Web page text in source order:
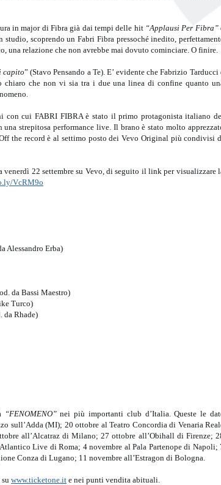
in major di Fibra già dai tempi delle hit “Applausi Per Fibra”
scoprendo un Fabri Fibra pressoché inedito,
una relazione che non avrebbe mai dovuto cominciare. O finire.
capito” (Stavo Pensando a Te). E’ evidente che Fabrizio Tarducci
chiaro che non vi sia tra i due una linea di confine quanto
con cui FABRI FIBRA è stato il primo protagonista italiano
strepitosa performance live. Il brano è stato molto
the record è al settimo posto dei Vevo Original più condivisi
venerdì 22 settembre su Vevo, di seguito il link per visualizzare
VcRM9o
Alessandro Erba)
da Bassi Maestro)
Turco)
da Rhade)
“FENOMENO”nei più importanti club d’Italia. Queste le
sull’Adda (MI); 20 ottobre al Teatro Concordia di Venaria
all’Alcatraz di Milano; 27 ottobre all’Obihall di Firenze;
Live di Roma; 4 novembre al Pala Partenope di Napoli;
Conza di Lugano; 11 novembre all’Estragon di Bologna.
www.ticketone.it e nei punti vendita abituali.